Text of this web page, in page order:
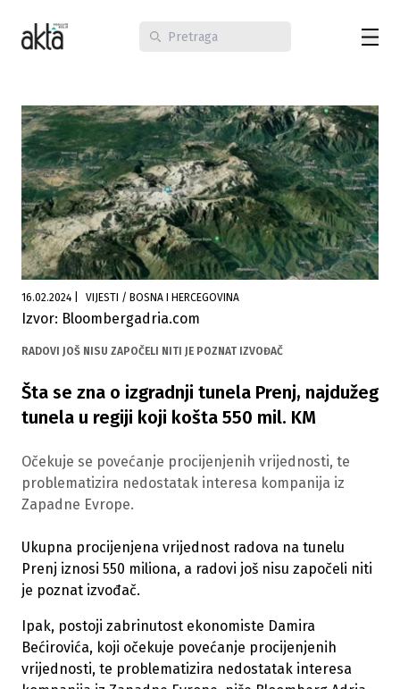
16.02.2024 VIJESTI / BOSNA I HERCEGOVINA
Izvor: Bloombergadria.com
RADOVI JOŠ NISU ZAPOČELI NITI JE POZNAT IZVOĐAČ
Šta se zna o izgradnji tunela Prenj, najdužeg
tunela u regiji koji košta 550 mil. KM
Očekuje se povećanje procijenjenih vrijednosti, te
problematizira nedostatak interesa kompanija iz
Zapadne Evrope.
Ukupna procijenjena vrijednost radova na tunelu
Prenj iznosi 550 miliona, a radovi još nisu započeli niti
je poznat izvođač.
Ipak, postoji zabrinutost ekonomiste Damira
Bećirovića, koji očekuje povećanje procijenjenih
vrijednosti, te problematizira nedostatak interesa